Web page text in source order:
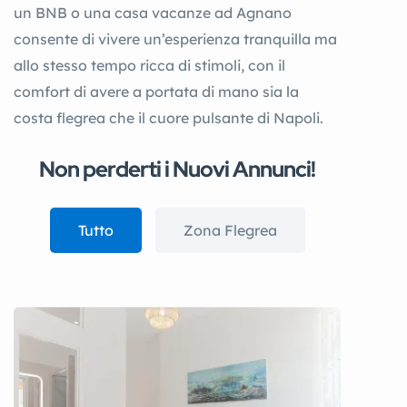
un BNB o una casa vacanze ad Agnano
consente di vivere un’esperienza tranquilla ma
allo stesso tempo ricca di stimoli, con il
comfort di avere a portata di mano sia la
costa flegrea che il cuore pulsante di Napoli.
Non perderti i Nuovi Annunci!
Tutto Zona Flegrea